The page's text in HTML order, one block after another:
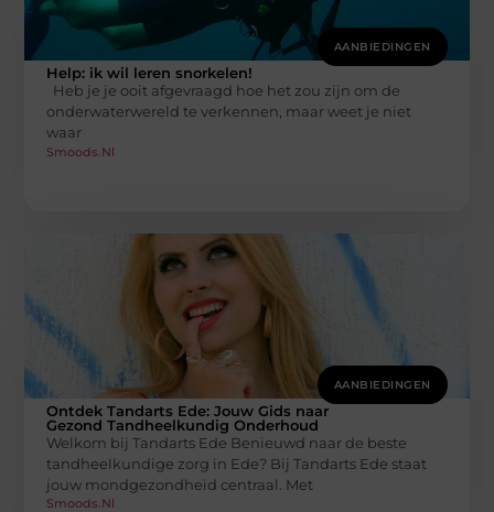
AANBIEDINGEN
Help: ik wil leren snorkelen!
Heb je je ooit afgevraagd hoe het zou zijn om de
onderwaterwereld te verkennen, maar weet je niet
waar
Smoods.nl
AANBIEDINGEN
Ontdek Tandarts Ede: Jouw Gids naar
Gezond Tandheelkundig Onderhoud
Welkom bij Tandarts Ede Benieuwd naar de beste
tandheelkundige zorg in Ede? Bij Tandarts Ede staat
jouw mondgezondheid centraal. Met
Smoods.nl